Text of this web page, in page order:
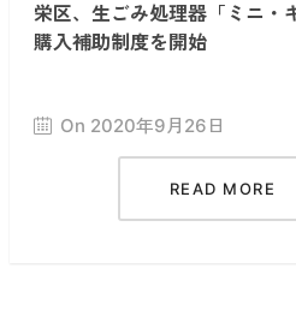
栄区、生ごみ処理器「ミニ・
購入補助制度を開始
On 2020年9月26日
READ MORE